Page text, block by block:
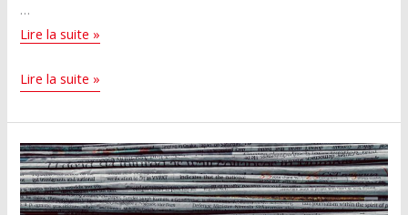
…
L’expulsion
mère
ses
deux
enfants
Lire la suite »
L’expulsion
mère
et
de
ses
Lire la suite »